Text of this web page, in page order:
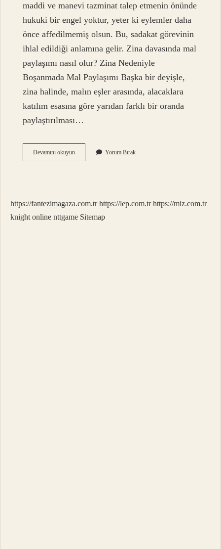
maddi ve manevi tazminat talep etmenin önünde
hukuki bir engel yoktur, yeter ki eylemler daha
önce affedilmemiş olsun. Bu, sadakat görevinin
ihlal edildiği anlamına gelir. Zina davasında mal
paylaşımı nasıl olur? Zina Nedeniyle
Boşanmada Mal Paylaşımı Başka bir deyişle,
zina halinde, malın eşler arasında, alacaklara
katılım esasına göre yarıdan farklı bir oranda
paylaştırılması…
Devamını okuyunAldatma
Mal
Yorum Bırak
https://fantezimagaza.com.tr https://lep.com.tr https://miz.com.tr
knight online nttgame Sitemap